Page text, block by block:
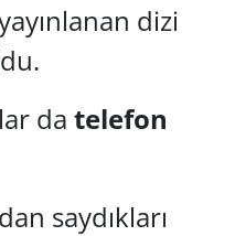
dizi
da telefon
saydıkları